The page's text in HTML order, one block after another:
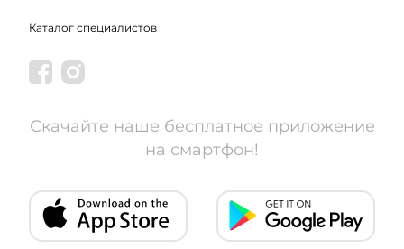
Каталог специалистов
Скачайте наше бесплатное приложение
на смартфон!